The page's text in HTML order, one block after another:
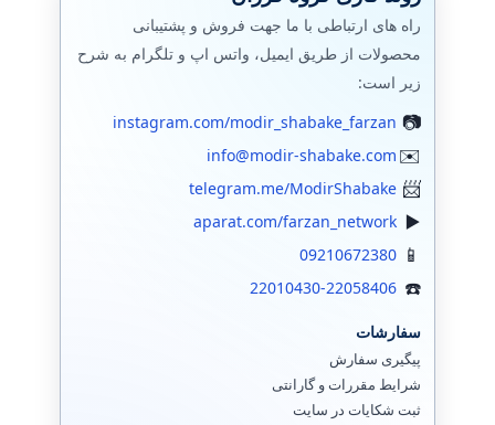
راه های ارتباطی با ما جهت فروش و پشتیبانی
محصولات از طریق ایمیل، واتس اپ و تلگرام به شرح
زیر است:
instagram.com/modir_shabake_farzan
info@modir-shabake.com
telegram.me/ModirShabake
aparat.com/farzan_network
09210672380
22010430-22058406
سفارشات
پیگیری سفارش
شرایط مقررات و گارانتی
ثبت شکایات در سایت